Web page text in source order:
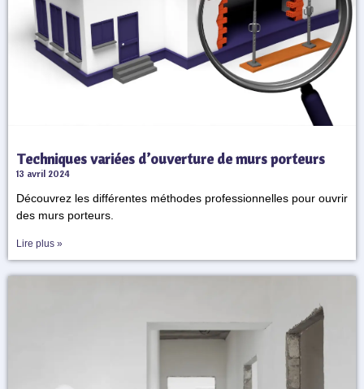
Techniques variées d’ouverture de murs porteurs
13 avril 2024
Découvrez les différentes méthodes professionnelles pour ouvrir
des murs porteurs.
Lire plus »